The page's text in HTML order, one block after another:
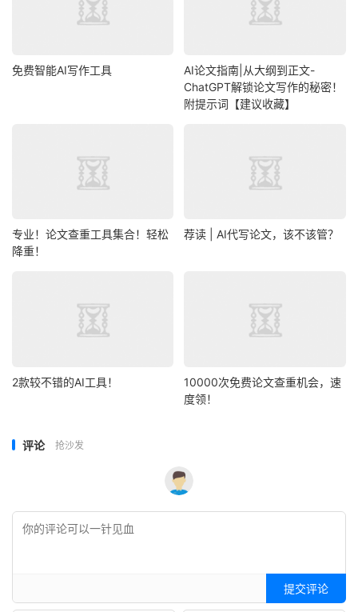
免费智能AI写作工具
AI论文指南|从大纲到正文-
ChatGPT解锁论文写作的秘密！
附提示词【建议收藏】
专业！论文查重工具集合！轻松
降重！
荐读 | AI代写论文，该不该管？
2款较不错的AI工具！
10000次免费论文查重机会，速
度领！
评论 抢沙发
提交评论